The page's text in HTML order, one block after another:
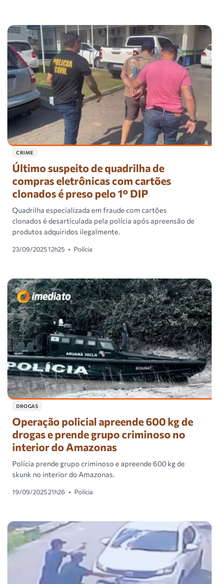
CRIME
Último suspeito de quadrilha de
compras eletrônicas com cartões
clonados é preso pelo 1° DIP
Quadrilha especializada em fraude com cartões
clonados é desarticulada pela polícia após apreensão de
produtos adquiridos ilegalmente.
23/09/2025 12h25 • Polícia
DROGAS
Operação policial apreende 600 kg de
drogas e prende grupo criminoso no
interior do Amazonas
Polícia prende grupo criminoso e apreende 600 kg de
skunk no interior do Amazonas.
19/09/2025 21h26 • Polícia